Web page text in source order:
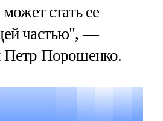
стать ее
частью", —
Петр Порошенко.